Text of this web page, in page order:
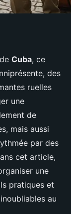
les
Cuba, ce
des
ruelles
une
de
mais aussi
par des
cet article,
une
pratiques et
inoubliables au